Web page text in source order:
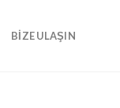
BİZE ULAŞIN